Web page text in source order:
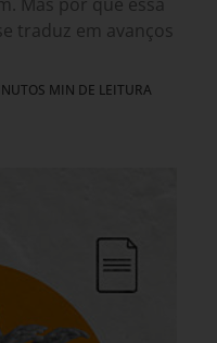
traduz em avanços
MIN DE LEITURA